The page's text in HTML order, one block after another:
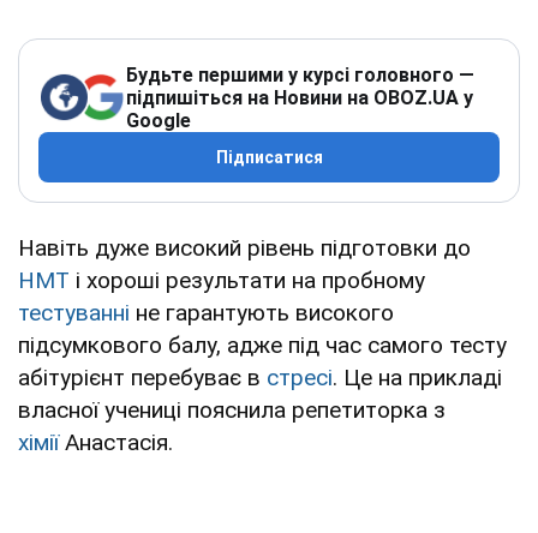
Будьте першими у курсі головного —
підпишіться на Новини на OBOZ.UA у
Google
Підписатися
Навіть дуже високий рівень підготовки до
НМТ і хороші результати на пробному
тестуванні не гарантують високого
підсумкового балу, адже під час самого тесту
абітурієнт перебуває в стресі. Це на прикладі
власної учениці пояснила репетиторка з
хіміїАнастасія.